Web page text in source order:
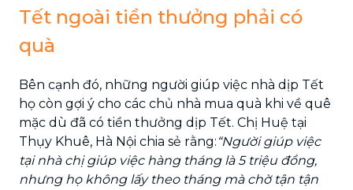
Tết ngoài tiền thưởng phải có
quà
Bên cạnh đó, những người giúp việc nhà dịp Tết
họ còn gợi ý cho các chủ nhà mua quà khi về quê
mặc dù đã có tiền thưởng dịp Tết. Chị Huệ tại
Thụy Khuê, Hà Nội chia sẻ rằng: “Người giúp việc
tại nhà chị giúp việc hàng tháng là 5 triệu đồng,
nhưng họ không lấy theo tháng mà chờ tận tận